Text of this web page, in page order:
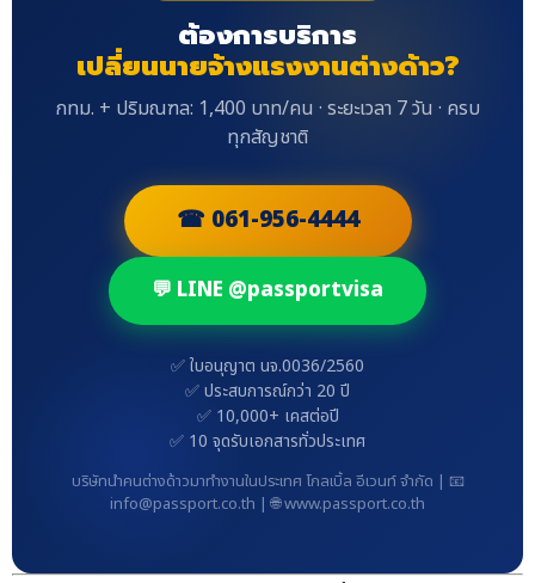
ต้องการบริการ
เปลี่ยนนายจ้างแรงงานต่างด้าว?
กทม. + ปริมณฑล: 1,400 บาท/คน · ระยะเวลา 7 วัน · ครบ
ทุกสัญชาติ
☎ 061-956-4444
💬 LINE @passportvisa
✅ ใบอนุญาต นจ.0036/2560
✅ ประสบการณ์กว่า 20 ปี
✅ 10,000+ เคสต่อปี
✅ 10 จุดรับเอกสารทั่วประเทศ
บริษัทนำคนต่างด้าวมาทำงานในประเทศ โกลเบิ้ล อีเวนท์ จำกัด | 📧
info@passport.co.th | 🌐 www.passport.co.th